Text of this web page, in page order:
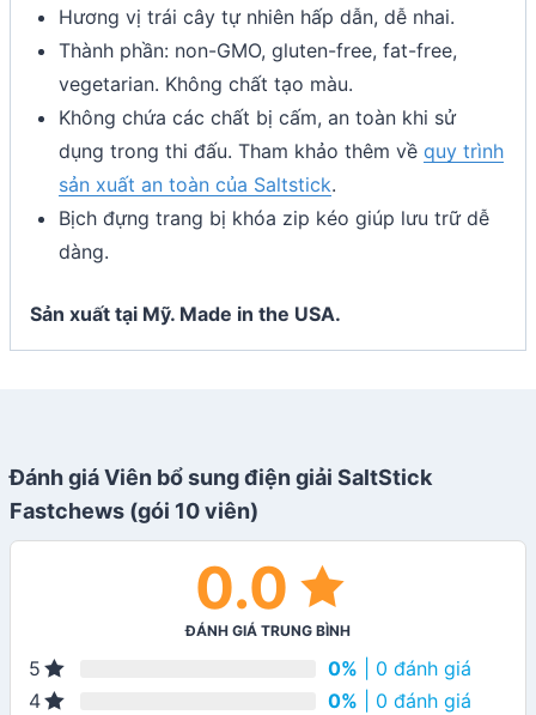
Hương vị trái cây tự nhiên hấp dẫn, dễ nhai.
Thành phần: non-GMO, gluten-free, fat-free,
vegetarian. Không chất tạo màu.
Không chứa các chất bị cấm, an toàn khi sử
dụng trong thi đấu. Tham khảo thêm về quy trình
sản xuất an toàn của Saltstick.
Bịch đựng trang bị khóa zip kéo giúp lưu trữ dễ
dàng.
Sản xuất tại Mỹ. Made in the USA.
Đánh giá Viên bổ sung điện giải SaltStick
Fastchews (gói 10 viên)
0.0
ĐÁNH GIÁ TRUNG BÌNH
5 0% | 0 đánh giá
4
0% | 0 đánh giá